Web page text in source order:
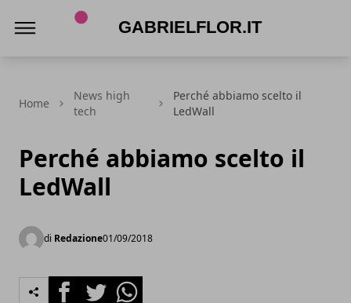
Home
News high
tech
Perché abbiamo scelto il
LedWall
Perché abbiamo scelto il
LedWall
di Redazione01/09/2018
FacebookTwitterWhatsapp